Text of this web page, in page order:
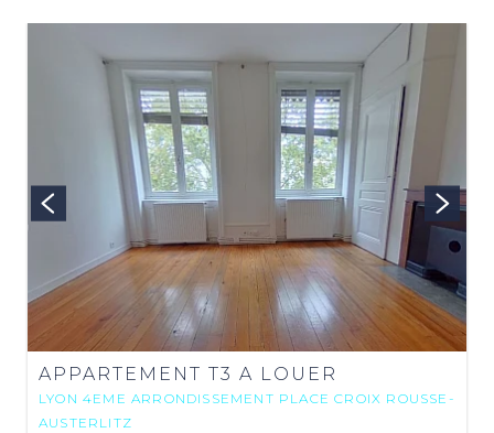
APPARTEMENT T3 A LOUER
LYON 4EME ARRONDISSEMENT PLACE CROIX ROUSSE-
AUSTERLITZ